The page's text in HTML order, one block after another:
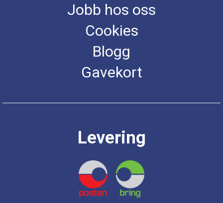
Jobb hos oss
Cookies
Blogg
Gavekort
Levering